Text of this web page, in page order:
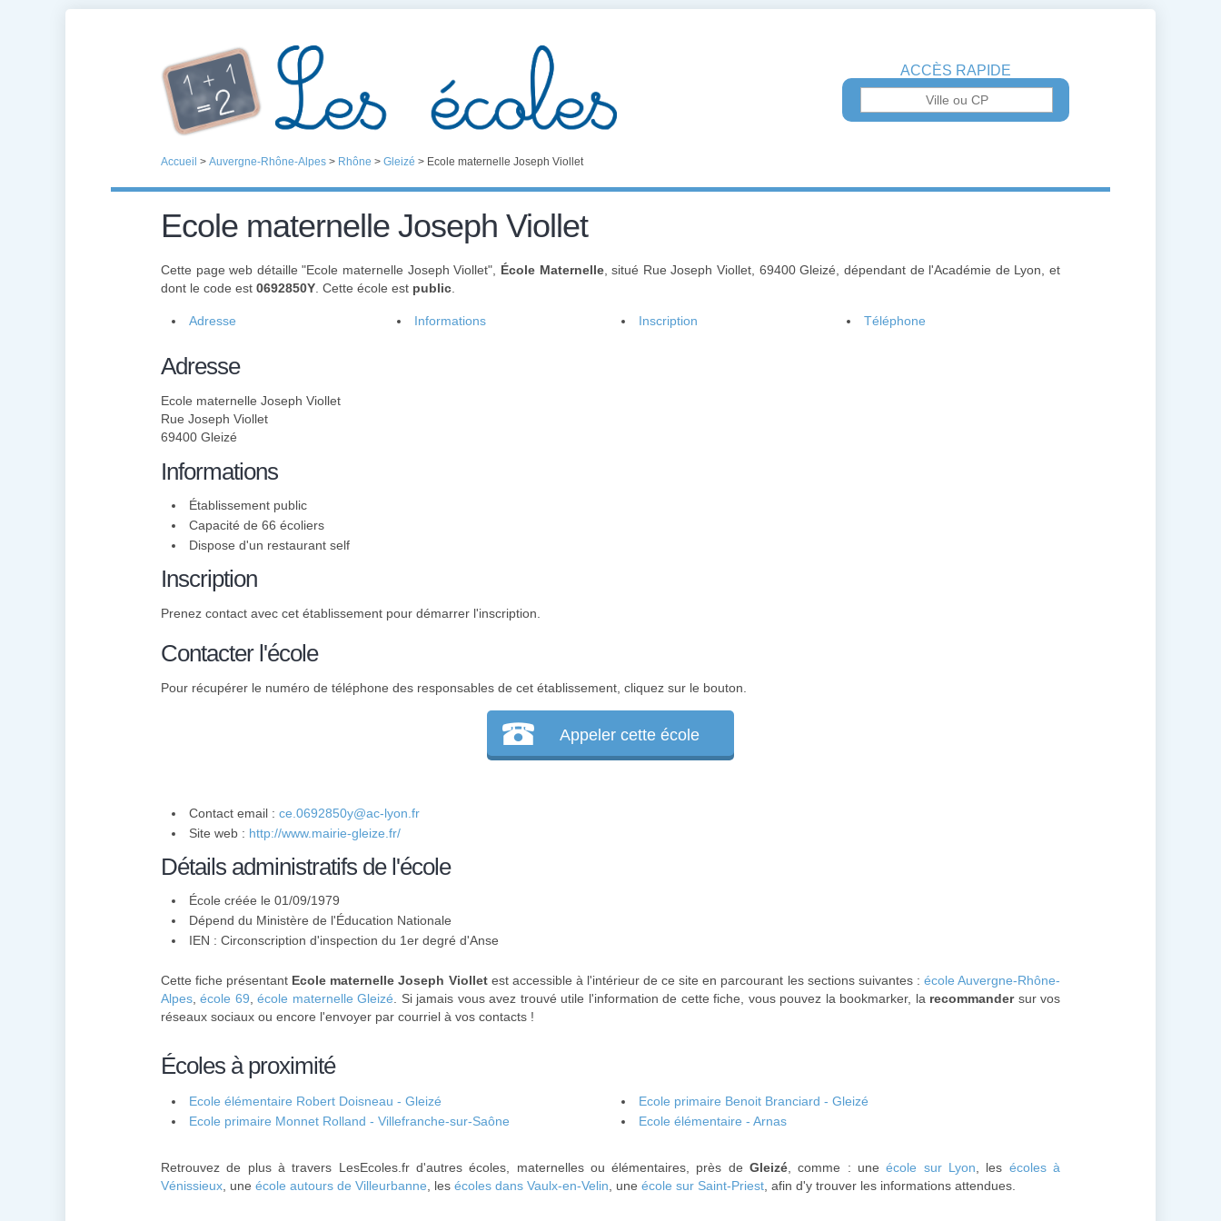
ACCÈS RAPIDE
Accueil > Auvergne-Rhône-Alpes > Rhône > Gleizé > Ecole maternelle Joseph Viollet
Ecole maternelle Joseph Viollet
Cette page web détaille "Ecole maternelle Joseph Viollet", École Maternelle, situé Rue Joseph Viollet, 69400 Gleizé, dépendant de l'Académie de Lyon, et
dont le code est 0692850Y . Cette école est public
Adresse Informations Inscription Téléphone
Adresse
Ecole maternelle Joseph Viollet
Rue Joseph Viollet
69400 Gleizé
Informations
Établissement public
Capacité de 66 écoliers
Dispose d'un restaurant self
Inscription
Prenez contact avec cet établissement pour démarrer l'inscription.
Contacter l'école
Pour récupérer le numéro de téléphone des responsables de cet établissement, cliquez sur le bouton.
Appeler cette école
Contact email : ce.0692850y@ac-lyon.fr
Site web : http://www.mairie-gleize.fr/
Détails administratifs de l'école
École créée le 01/09/1979
Dépend du Ministère de l'Éducation Nationale
IEN : Circonscription d'inspection du 1er degré d'Anse
Cette fiche présentant Ecole maternelle Joseph Violletest accessible à l'intérieur de ce site en parcourant les sections suivantes : école Auvergne-Rhône-
Alpes ,école 69 ,école maternelle Gleizé . Si jamais vous avez trouvé utile l'information de cette fiche, vous pouvez la bookmarker, la recommandersur vos
réseaux sociaux ou encore l'envoyer par courriel à vos contacts !
Écoles à proximité
Ecole élémentaire Robert Doisneau - Gleizé
Ecole primaire Benoit Branciard - Gleizé
Ecole primaire Monnet Rolland - Villefranche-sur-Saône
Ecole élémentaire - Arnas
Retrouvez de plus à travers LesEcoles.fr d'autres écoles, maternelles ou élémentaires, près deGleizé , comme : uneécole sur Lyon , les écoles à
Vénissieux , une école autours de Villeurbanne , les écoles dans Vaulx-en-Velin , une école sur Saint-Priest , afin d'y trouver les informations attendues.